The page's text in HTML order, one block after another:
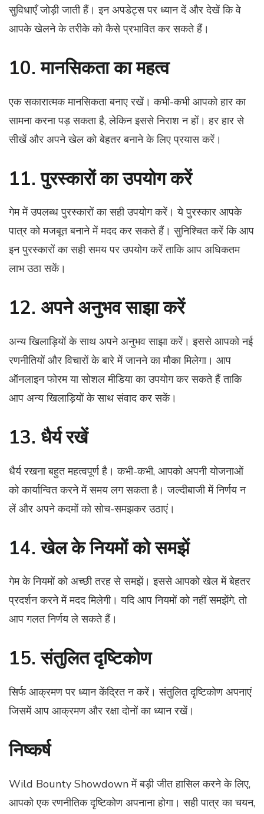
सुविधाएँ जोड़ी जाती हैं। इन अपडेट्स पर ध्यान दें और देखें कि वे
आपके खेलने के तरीके को कैसे प्रभावित कर सकते हैं।
10. मानसिकता का महत्व
एक सकारात्मक मानसिकता बनाए रखें। कभी-कभी आपको हार का
सामना करना पड़ सकता है, लेकिन इससे निराश न हों। हर हार से
सीखें और अपने खेल को बेहतर बनाने के लिए प्रयास करें।
11. पुरस्कारों का उपयोग करें
गेम में उपलब्ध पुरस्कारों का सही उपयोग करें। ये पुरस्कार आपके
पात्र को मजबूत बनाने में मदद कर सकते हैं। सुनिश्चित करें कि आप
इन पुरस्कारों का सही समय पर उपयोग करें ताकि आप अधिकतम
लाभ उठा सकें।
12. अपने अनुभव साझा करें
अन्य खिलाड़ियों के साथ अपने अनुभव साझा करें। इससे आपको नई
रणनीतियों और विचारों के बारे में जानने का मौका मिलेगा। आप
ऑनलाइन फोरम या सोशल मीडिया का उपयोग कर सकते हैं ताकि
आप अन्य खिलाड़ियों के साथ संवाद कर सकें।
13. धैर्य रखें
धैर्य रखना बहुत महत्वपूर्ण है। कभी-कभी, आपको अपनी योजनाओं
को कार्यान्वित करने में समय लग सकता है। जल्दीबाजी में निर्णय न
लें और अपने कदमों को सोच-समझकर उठाएं।
14. खेल के नियमों को समझें
गेम के नियमों को अच्छी तरह से समझें। इससे आपको खेल में बेहतर
प्रदर्शन करने में मदद मिलेगी। यदि आप नियमों को नहीं समझेंगे, तो
आप गलत निर्णय ले सकते हैं।
15. संतुलित दृष्टिकोण
सिर्फ आक्रमण पर ध्यान केंद्रित न करें। संतुलित दृष्टिकोण अपनाएं
जिसमें आप आक्रमण और रक्षा दोनों का ध्यान रखें।
निष्कर्ष
Wild Bounty Showdown में बड़ी जीत हासिल करने के लिए,
आपको एक रणनीतिक दृष्टिकोण अपनाना होगा। सही पात्र का चयन,